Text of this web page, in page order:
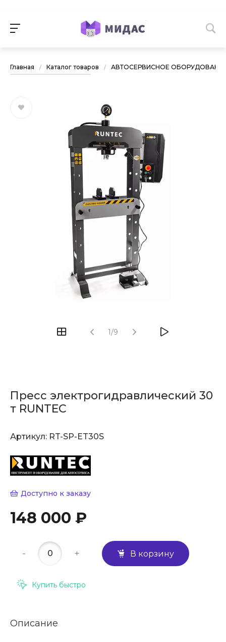
Главная / Каталог товаров / АВТОСЕРВИСНОЕ
1/9
Пресс электрогидравлический 30
т RUNTEC
Артикул: RT-SP-ET30S
Доступно к заказу
148 000 ₽
- + В корзину
Купить быстро
Описание